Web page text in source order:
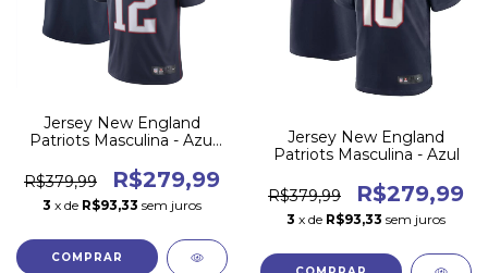
Jersey New England
Patriots Masculina - Azul
R$379,99
R$279,99
3 x de R$93,33 sem juros
COMPRAR
Jersey New England
Patriots Masculina - Azul
R$379,99 R$279,99
3 x de R$93,33 sem juros